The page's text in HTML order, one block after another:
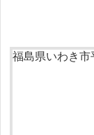
福島県いわき市